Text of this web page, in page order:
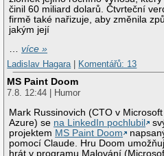
činil 60 miliard dolarů. Čtvrteční
firmě také nařizuje, aby změnila
jakým její
…více »
Ladislav Hagara
Komentářů: 13
MS Paint Doom
7.8. 12:44 | Humor
Mark Russinovich (CTO v Microsoft
Azure) se na LinkedIn pochlubil
projektem MS Paint Doom
pomocí Claude. Hru Doom
hrát v programu Malování